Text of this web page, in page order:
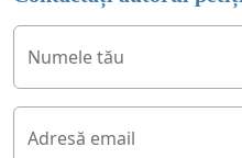
Numele tău
Adresă email